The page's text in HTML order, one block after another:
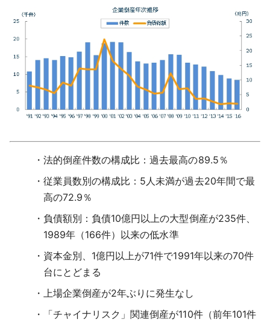
法的倒産件数の構成比：過去最高の89.5％
従業員数別の構成比：5人未満が過去20年間で最
高の72.9％
負債額別：負債10億円以上の大型倒産が235件、
1989年（166件）以来の低水準
資本金別、1億円以上が71件で1991年以来の70件
台にとどまる
上場企業倒産が2年ぶりに発生なし
「チャイナリスク」関連倒産が110件（前年101件